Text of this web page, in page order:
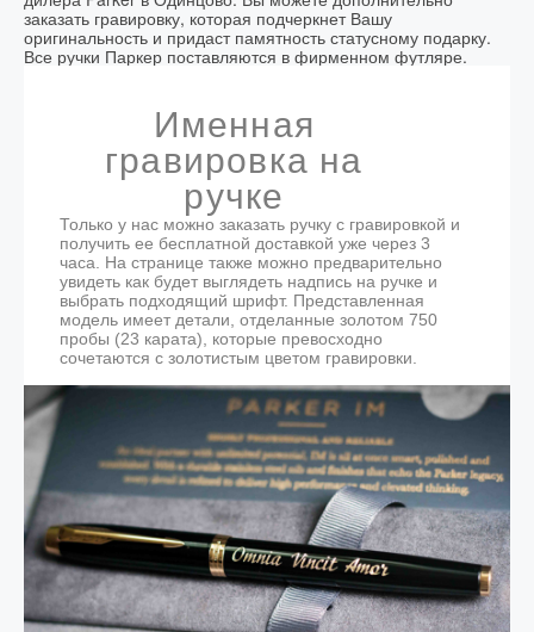
ДЕЛОВОГО ПИСЬМА
Parker IM Metal Black GT — перьевая ручка в строгом
чёрном цвете с выразительными золотистыми
модель визуально глубокой и аккуратной, а позолота
23К добавляет классический премиальный акцент. Эта
деловых заметок и подарка человеку, который ценит
сдержанные, но статусные аксессуары. В комплект
входят синий картридж и фирменный футляр, поэтому
Parker IM Metal Black GT можно вручить как готовый
подарок.
изысканность и благородство Parker.
заказать гравировку, которая подчеркнет Вашу
оригинальность и придаст памятность статусному подарку.
Все ручки Паркер поставляются в фирменном футляре.
Именная
гравировка на
ручке
Только у нас можно заказать ручку с гравировкой и
получить ее бесплатной доставкой уже через 3
часа. На странице также можно предварительно
увидеть как будет выглядеть надпись на ручке и
выбрать подходящий шрифт. Представленная
модель имеет детали, отделанные золотом 750
пробы (23 карата), которые превосходно
сочетаются с золотистым цветом гравировки.